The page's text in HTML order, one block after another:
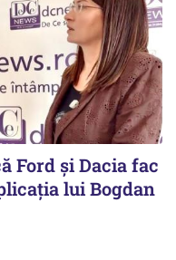
Ford și Dacia fac
lui Bogdan